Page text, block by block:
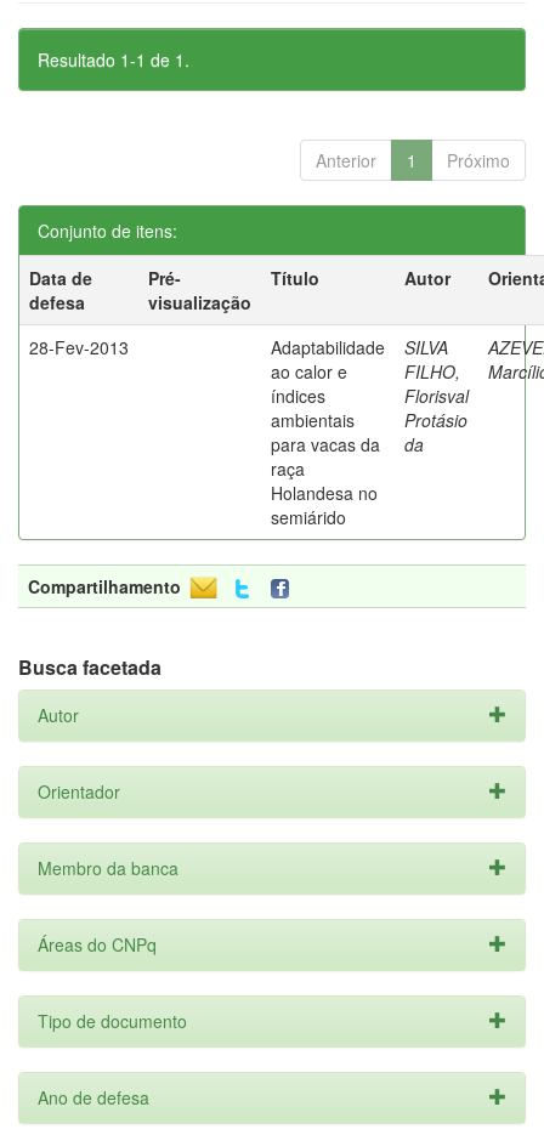
Resultado 1-1 de 1.
Anterior 1 Próximo
Conjunto de itens:
Data de
defesa
Pré-
visualização
Título Autor
28-Fev-2013
Adaptabilidade
ao calor e
índices
ambientais
para vacas da
raça
Holandesa no
semiárido
SILVA
FILHO,
Florisval
Protásio
da
Compartilhamento
Busca facetada
Autor
Orientador
Membro da banca
Áreas do CNPq
Tipo de documento
Ano de defesa